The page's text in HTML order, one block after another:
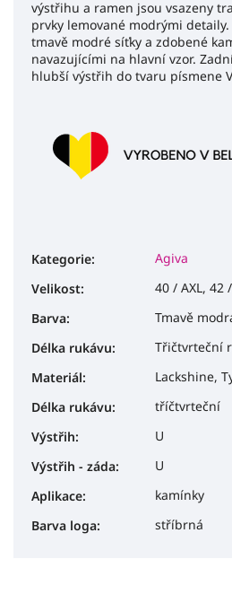
výstřihu a ramen jsou vsazeny
prvky lemované modrými
tmavě modré síťky a zdobené
navazujícími na hlavní vzor.
hlubší výstřih do tvaru písmene
Kategorie:
Agiva
Velikost:
40 / AXL, 42
Barva:
Tmavě
Délka rukávu:
Třičtvrteční
Materiál:
Lackshine,
Délka rukávu:
tříčtvrteční
Výstřih:
U
Výstřih - záda:
U
Aplikace:
kamínky
Barva loga: stříbrná